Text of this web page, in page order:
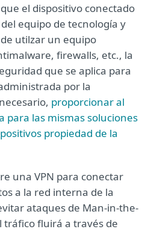
el dispositivo conectado
equipo de tecnología y
utilzar un equipo
firewalls, etc., la
que se aplica para
por la
proporcionar al
para las mismas soluciones
propiedad de la
VPN para conectar
a la red interna de la
ataques de Man-in-the-
tráfico fluirá a través de